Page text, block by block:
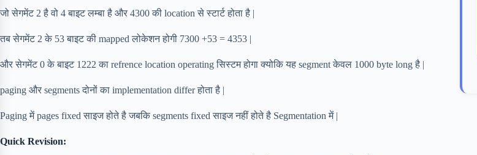
जो सेगमेंट 2 है वो 4 बाइट लम्बा है और 4300 की location से स्टार्ट होता है |
तब सेगमेंट 2 के 53 बाइट की mapped लोकेशन होगी 7300 +53 = 4353 |
और सेगमेंट 0 के बाइट 1222 का refrence location operating सिस्टम होगा क्योकि यह segment केवल 1000 byte long है |
paging और segments दोनों का implementation differ होता है |
Paging में pages fixed साइज होते है जबकि segments fixed साइज नहीं होते है Segmentation में |
Quick Revision: